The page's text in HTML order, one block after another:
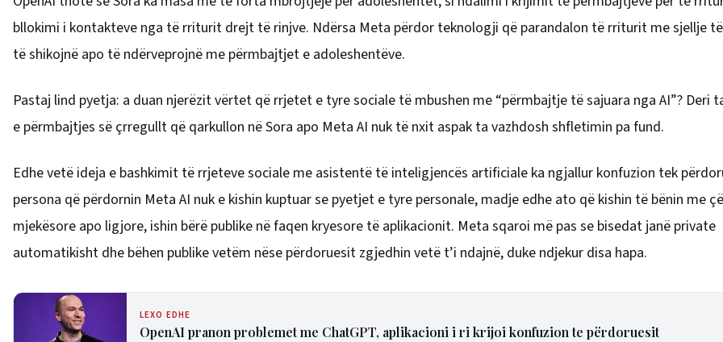
bllokimi i kontakteve nga të rriturit drejt të rinjve. Ndërsa Meta përdor teknologji që parandalon të rriturit me sjellje
të shikojnë apo të ndërveprojnë me përmbajtjet e adoleshentëve.
Pastaj lind pyetja: a duan njerëzit vërtet që rrjetet e tyre sociale të mbushen me “përmbajtje të sajuara nga AI”? Deri
e përmbajtjes së çrregullt që qarkullon në Sora apo Meta AI nuk të nxit aspak ta vazhdosh shfletimin pa fund.
Edhe vetë ideja e bashkimit të rrjeteve sociale me asistentë të inteligjencës artificiale ka ngjallur konfuzion tek
persona që përdornin Meta AI nuk e kishin kuptuar se pyetjet e tyre personale, madje edhe ato që kishin të bënin me
mjekësore apo ligjore, ishin bërë publike në faqen kryesore të aplikacionit. Meta sqaroi më pas se bisedat janë private
automatikisht dhe bëhen publike vetëm nëse përdoruesit zgjedhin vetë t’i ndajnë, duke ndjekur disa hapa.
LEXO EDHE
OpenAI pranon problemet me ChatGPT, aplikacioni i ri krijoi konfuzion te përdoruesit